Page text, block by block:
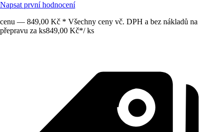
Napsat první hodnocení
cenu — 849,00 Kč * Všechny ceny vč. DPH a bez nákladů na
přepravu za ks849,00 Kč*/ ks